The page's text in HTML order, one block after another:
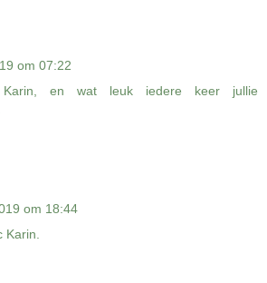
om 07:22
Karin, en wat leuk iedere keer jullie
om 18:44
Karin.